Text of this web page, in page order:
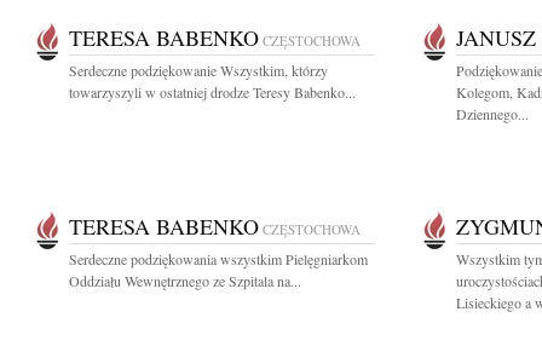
TERESA BABENKO CZĘSTOCHOWA
Serdeczne podziękowanie Wszystkim, którzy
towarzyszyli w ostatniej drodze Teresy Babenko...
Kolegom,
Dziennego...
TERESA BABENKO CZĘSTOCHOWA
Serdeczne podziękowania wszystkim Pielęgniarkom
Oddziału Wewnętrznego ze Szpitala na...
Wszystkim
Lisieckiego a